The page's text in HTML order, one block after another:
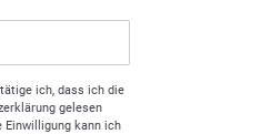
ich, dass ich die
gelesen
Einwilligung kann ich